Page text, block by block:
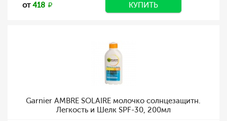
от418 КУПИТЬ
Garnier AMBRE SOLAIRE молочко солнцезащитн.
Легкость и Шелк SPF-30, 200мл